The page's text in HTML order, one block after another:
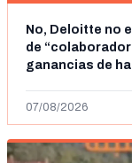
No, Deloitte no
de
ganancias de
07/08/2026